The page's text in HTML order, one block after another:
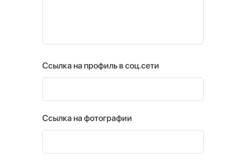
Ссылка на профиль в соц.сети
Ссылка на фотографии